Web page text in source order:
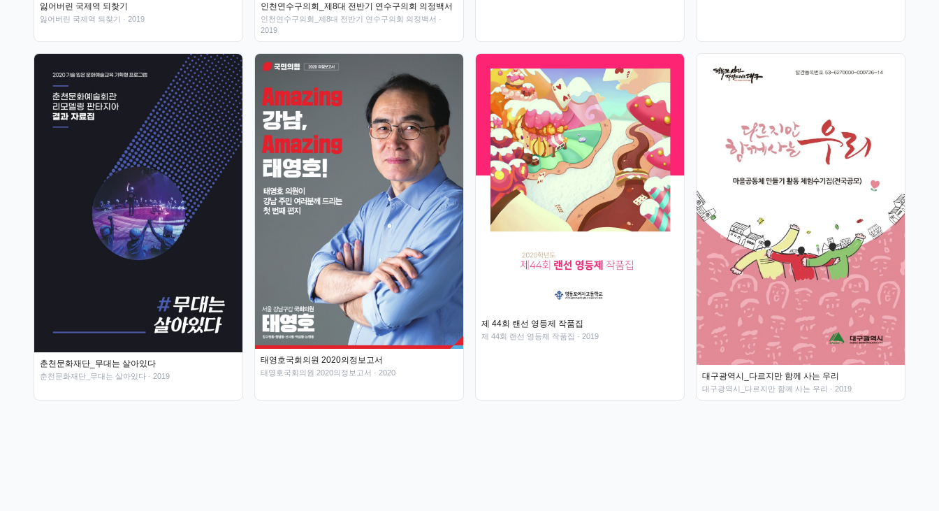
잃어버린 국제역 되찾기
잃어버린 국제역 되찾기 · 2019
인천연수구의회_제8대 전반기 연수구의회 의정백서
인천연수구의회_제8대 전반기 연수구의회 의정백서 ·
2019
춘천문화재단_무대는 살아있다
춘천문화재단_무대는 살아있다 · 2019
태영호국회의원 2020의정보고서
태영호국회의원 2020의정보고서 · 2020
제 44회 랜선 영등제 작품집
제 44회 랜선 영등제 작품집 · 2019
대구광역시_다르지만 함께 사는 우리
대구광역시_다르지만 함께 사는 우리 · 2019